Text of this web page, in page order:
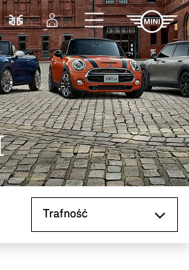
PorównajZaloguj się